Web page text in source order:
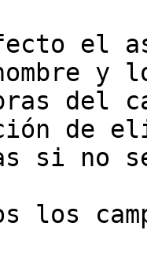
el
nombre
del
de
si no
los